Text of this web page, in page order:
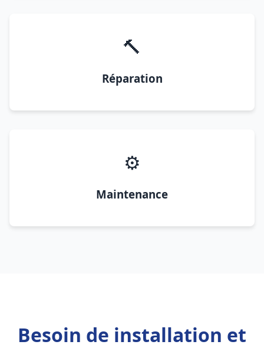
🔨
Réparation
⚙️
Maintenance
Besoin de installation et